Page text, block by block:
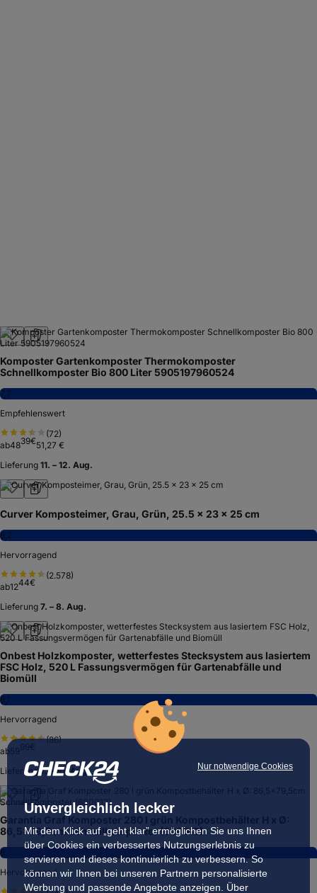
Nur notwendige Cookies
Unvergleichlich lecker
Mit dem Klick auf „geht klar” ermöglichen Sie uns Ihnen
über Cookies ein verbessertes Nutzungserlebnis zu
servieren und dieses kontinuierlich zu verbessern. So
können wir Ihnen bei unseren Partnern personalisierte
Werbung und passende Angebote anzeigen. Über
Komposter Gartenkomposter Thermokomposter
Schnellkomposter Bio 800 Liter 5905197960524
7,7
Empfehlenswert
(72)
ab4839€51,27 €
Lieferung 11. – 12. Aug.
Curver Komposteimer, Grau, Grün, 25.5 x 23 x 25 cm
8,2
Hervorragend
(2.578)
ab1244€
Lieferung 7. – 8. Aug.
Onbest Holzkomposter, wetterfestes Stecksystem aus lasiertem
FSC Holz, 520 L Fassungsvermögen für Gartenabfälle und
Biomüll
8,1
Hervorragend
(86)
ab
Lieferung 7. – 10. Aug.
Garantia Graf Komposter 280 l grün Kompostbehälter H x Ø:
86,5x79,5cm Schnellkomposter (600012)
8,3
Hervorragend